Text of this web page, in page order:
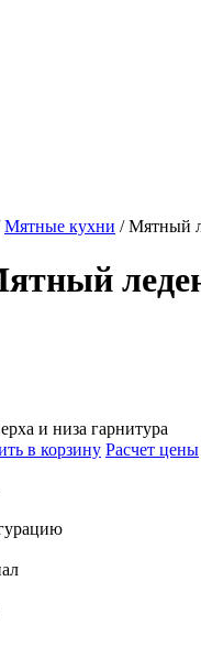
Мятные кухни / Мятный
и низа гарнитура
в корзину Расчет цены